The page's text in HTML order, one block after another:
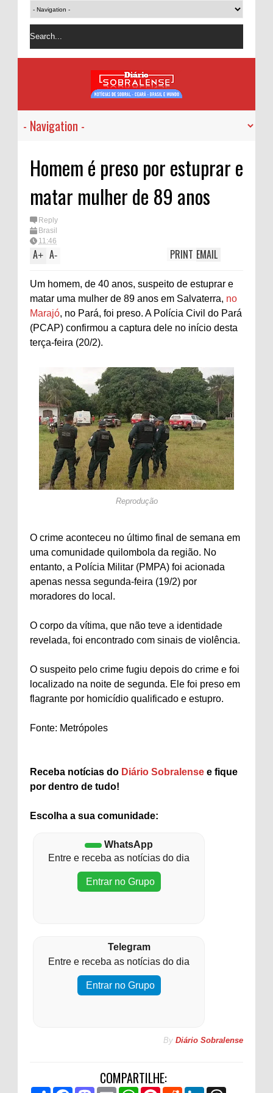
Homem é preso por estuprar e
matar mulher de 89 anos
Reply
Brasil
11:46
A+ A- EMAIL
PRINT
Um homem, de 40 anos, suspeito de estuprar e
matar uma mulher de 89 anos em Salvaterra, no
Marajó, no Pará, foi preso. A Polícia Civil do Pará
(PCAP) confirmou a captura dele no início desta
terça-feira (20/2).
Reprodução
O crime aconteceu no último final de semana em
uma comunidade quilombola da região. No
entanto, a Polícia Militar (PMPA) foi acionada
apenas nessa segunda-feira (19/2) por
moradores do local.
O corpo da vítima, que não teve a identidade
revelada, foi encontrado com sinais de violência.
O suspeito pelo crime fugiu depois do crime e foi
localizado na noite de segunda. Ele foi preso em
flagrante por homicídio qualificado e estupro.
Fonte: Metrópoles
Receba notícias do Diário Sobralense e fique
por dentro de tudo!
Escolha a sua comunidade:
WhatsApp
Entre e receba as notícias do dia
Entrar no Grupo
Telegram
Entre e receba as notícias do dia
Entrar no Grupo
By Diário Sobralense
COMPARTILHE: